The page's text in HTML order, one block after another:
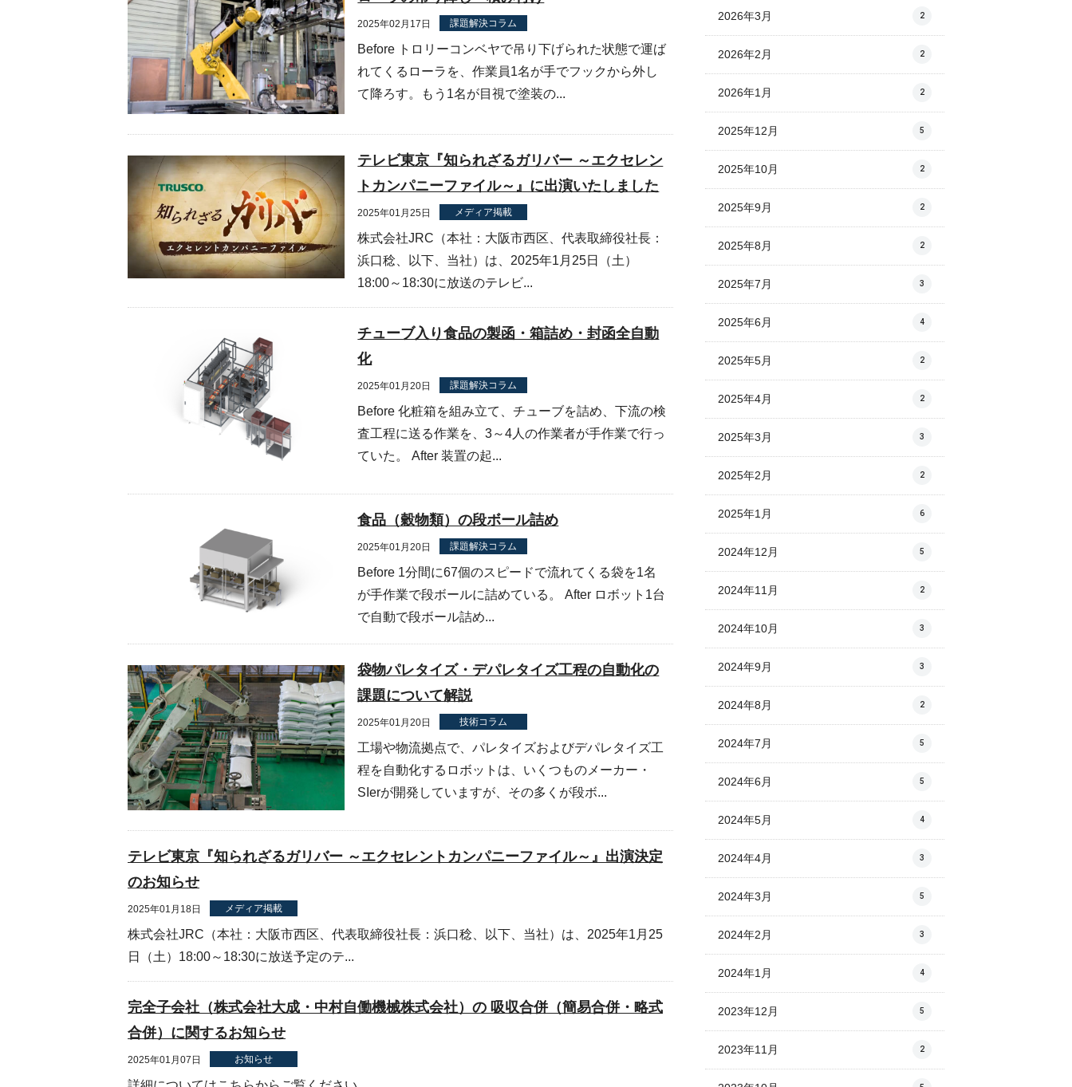
2025年02月17日 課題解決コラム
Before トロリーコンベヤで吊り下げられた状態で運ば
れてくるローラを、作業員1名が手でフックから外し
て降ろす。もう1名が目視で塗装の...
テレビ東京『知られざるガリバー ～エクセレン
トカンパニーファイル～』に出演いたしました
2025年01月25日 メディア掲載
株式会社JRC（本社：大阪市西区、代表取締役社長：
浜口稔、以下、当社）は、2025年1月25日（土）
18:00～18:30に放送のテレビ...
チューブ入り食品の製函・箱詰め・封函全自動
化
2025年01月20日 課題解決コラム
Before 化粧箱を組み立て、チューブを詰め、下流の検
査工程に送る作業を、3～4人の作業者が手作業で行っ
ていた。 After 装置の起...
食品（穀物類）の段ボール詰め
2025年01月20日 課題解決コラム
Before 1分間に67個のスピードで流れてくる袋を1名
が手作業で段ボールに詰めている。 After ロボット1台
で自動で段ボール詰め...
袋物パレタイズ・デパレタイズ工程の自動化の
課題について解説
2025年01月20日 技術コラム
工場や物流拠点で、パレタイズおよびデパレタイズ工
程を自動化するロボットは、いくつものメーカー・
SIerが開発していますが、その多くが段ボ...
テレビ東京『知られざるガリバー ～エクセレントカンパニーファイル～』出演決定
のお知らせ
2025年01月18日 メディア掲載
株式会社JRC（本社：大阪市西区、代表取締役社長：浜口稔、以下、当社）は、2025年1月25
日（土）18:00～18:30に放送予定のテ...
完全子会社（株式会社大成・中村自働機械株式会社）の 吸収合併（簡易合併・略式
合併）に関するお知らせ
2025年01月07日 お知らせ
2026年3月 2
2026年2月 2
2026年1月 2
2025年12月 5
2025年10月 2
2025年9月 2
2025年8月 2
2025年7月 3
2025年6月 4
2025年5月 2
2025年4月 2
2025年3月 3
2025年2月 2
2025年1月 6
2024年12月 5
2024年11月 2
2024年10月 3
2024年9月 3
2024年8月 2
2024年7月 5
2024年6月 5
2024年5月 4
2024年4月 3
2024年3月 5
2024年2月 3
2024年1月 4
2023年12月 5
2023年11月 2